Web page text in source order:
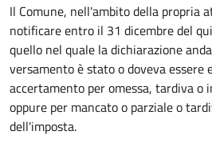
Il Comune, nell'ambito della propria
notificare entro il 31 dicembre del
quello nel quale la dichiarazione
versamento è stato o doveva
accertamento per omessa, tardiva o
oppure per mancato o parziale o
dell'imposta.